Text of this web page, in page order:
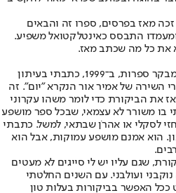
זכה מאז בפרסים, ספרו זה והבאים
ומעמדו התבסס כאינטלקטואל משפיע.
את כל מה שכתב מאז.
לפני שנים רבות, בתחילת דרכי כמבקר ספרות, ב־1999, כתבתי בעיתון
השירה של אמיר אור הנקרא "יום". זה
את הביקורת כדי לומר משהו עקרוני
בו משורר לא עצמאי, שבכל ספר מושפע
לסקלי או אהרֹן שבתאי, למשל. כתבתי
הוא אמנם מושפע עמוקות, אבל הוא
שגם עליו יש לי סייגים לא מעטים
ועולבני. עם השנים החלטתי
האפשר בביקורות בעלות טון